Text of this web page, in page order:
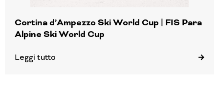
Cortina d’Ampezzo Ski World Cup | FIS Para
Alpine Ski World Cup
Leggi tutto